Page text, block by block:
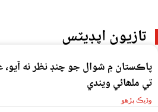
تازيون اپڊيٽس
تي ملھائي ويندي
وڌيڪ پڙهو